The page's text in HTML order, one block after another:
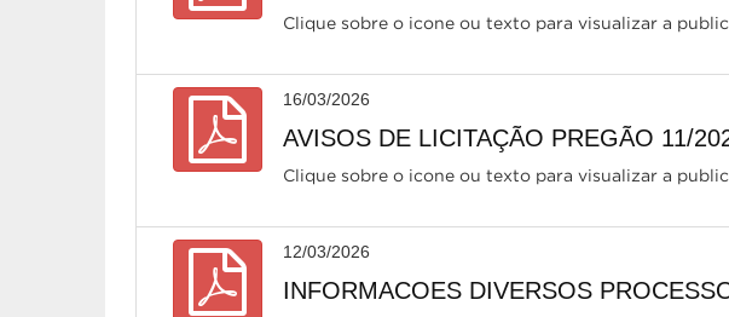
Clique sobre o icone ou texto para visualizar a
16/03/2026
AVISOS DE LICITAÇÃO PREGÃO 11/
Clique sobre o icone ou texto para visualizar a
12/03/2026
INFORMACOES DIVERSOS